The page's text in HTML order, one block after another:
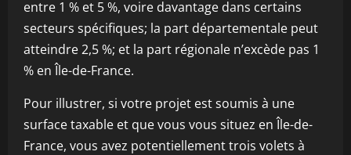
entre 1 % et 5 %, voire davantage dans certains
secteurs spécifiques; la part départementale peut
atteindre 2,5 %; et la part régionale n’excède pas 1
% en Île-de-France.
Pour illustrer, si votre projet est soumis à une
surface taxable et que vous vous situez en Île-de-
France, vous avez potentiellement trois volets à